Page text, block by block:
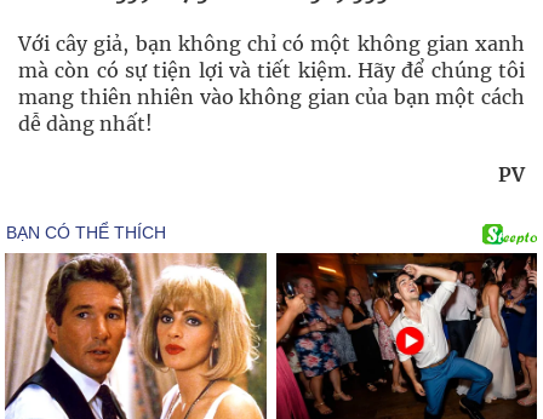
Với cây giả, bạn không chỉ có một không gian xanh
mà còn có sự tiện lợi và tiết kiệm. Hãy để chúng tôi
mang thiên nhiên vào không gian của bạn một cách
dễ dàng nhất!
PV